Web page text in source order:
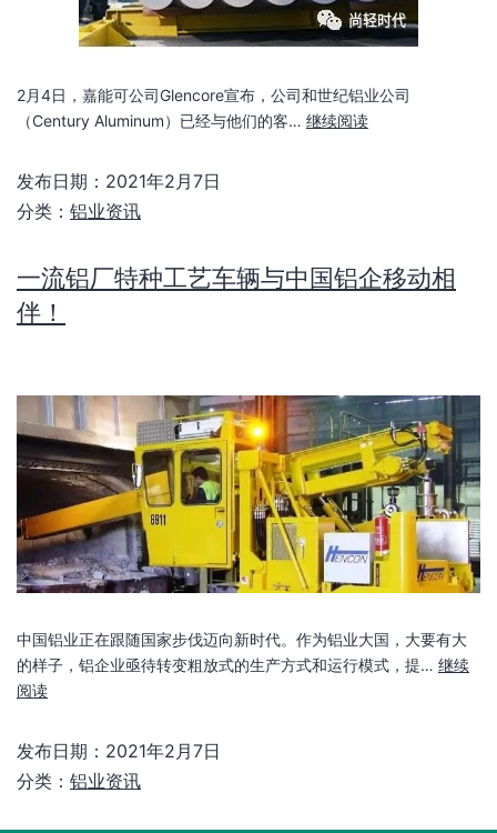
2月4日，嘉能可公司Glencore宣布，公司和世纪铝业公司
（Century Aluminum）已经与他们的客… 继续阅读
发布日期： 2021年2月7日
分类： 铝业资讯
一流铝厂特种工艺车辆与中国铝企移动相
伴！
中国铝业正在跟随国家步伐迈向新时代。作为铝业大国，大要有大
的样子，铝企业亟待转变粗放式的生产方式和运行模式，提… 继续
阅读
发布日期： 2021年2月7日
分类： 铝业资讯